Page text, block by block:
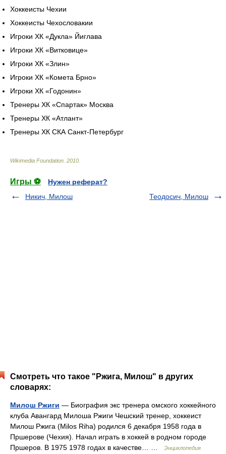
Хоккеисты Чехии
Хоккеисты Чехословакии
Игроки ХК «Дукла» Йиглава
Игроки ХК «Витковице»
Игроки ХК «Злин»
Игроки ХК «Комета Брно»
Игроки ХК «Годонин»
Тренеры ХК «Спартак» Москва
Тренеры ХК «Атлант»
Тренеры ХК СКА Санкт-Петербург
Wikimedia Foundation 2010
Игры ⚽
Нужен реферат?
Никич, Милош
Теодосич, Милош
Смотреть что такое "Ржига, Милош" в других
словарях:
Милош Ржиги — Биография экс тренера омского хоккейного
клуба Авангард Милоша Ржиги Чешский тренер, хоккеист
Милош Ржига (Milos Riha) родился 6 декабря 1958 года в
Пршерове (Чехия). Начал играть в хоккей в родном городе
Пршеров. В 1975 1978 годах в качестве… …
Энциклопедия